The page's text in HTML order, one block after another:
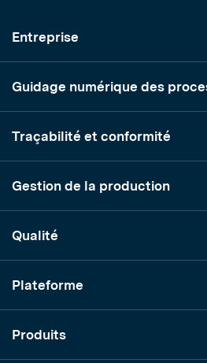
Entreprise
Guidage numérique des
Traçabilité et conformité
Gestion de la production
Qualité
Plateforme
Produits